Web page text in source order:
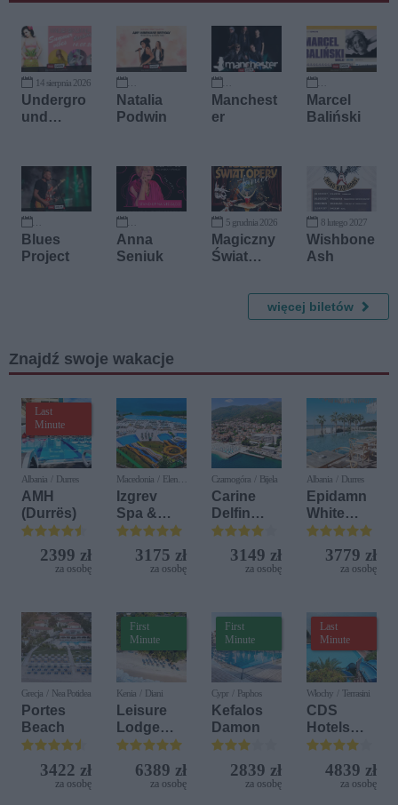
14 sierpnia 2026
Undergro
und
13 września 2026
Natalia
Podwin
1 października 2026
Manchest
er
4 października 2026
Marcel
Baliński
10 października 2026
Blues
Project
21 października 2026
Anna
Seniuk
5 grudnia 2026
Magiczny
Świat
TANIEC
8 lutego 2027
Wishbone
Ash
więcej biletów
Znajdź swoje wakacje
Last
Minute
Albania / Durres
AMH
(Durrës)
2399 zł
za osobę
Macedonia / Elen
Kamen
Izgrev
Spa &
Aquapark
3175 zł
za osobę
Czarnogóra / Bijela
Carine
Delfin
Bijela (ex.
Iberostar
Bijela
3149 zł
za osobę
Albania / Durres
Epidamn
White
Sensation
3779 zł
za osobę
Grecja / Nea Potidea
Portes
Beach
3422 zł
za osobę
First
Minute
Kenia / Diani
Leisure
Lodge
Beach &
Golf
Resort by
Diamonds
6389 zł
za osobę
First
Minute
Cypr / Paphos
Kefalos
Damon
2839 zł
za osobę
Last
Minute
Włochy / Terrasini
CDS
Hotels
Terrasini
(ex. Citta
del Mare)
4839 zł
za osobę